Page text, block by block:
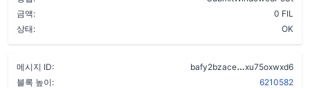
금액:
0 FIL
상태:
OK
메시지 ID: bafy2bzace
xu75oxwxd6
블록 높이:
6210582